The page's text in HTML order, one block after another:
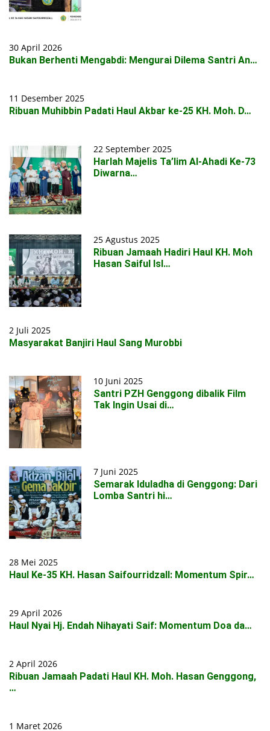
30 April 2026
Bukan Berhenti Mengabdi: Mengurai Dilema Santri An…
11 Desember 2025
Ribuan Muhibbin Padati Haul Akbar ke-25 KH. Moh. D…
22 September 2025
Harlah Majelis Ta’lim Al-Ahadi Ke-73
Diwarna…
25 Agustus 2025
Ribuan Jamaah Hadiri Haul KH. Moh
Hasan Saiful Isl…
2 Juli 2025
Masyarakat Banjiri Haul Sang Murobbi
10 Juni 2025
Santri PZH Genggong dibalik Film
Tak Ingin Usai di…
7 Juni 2025
Semarak Iduladha di Genggong: Dari
Lomba Santri hi…
28 Mei 2025
Haul Ke-35 KH. Hasan Saifourridzall: Momentum Spir…
29 April 2026
Haul Nyai Hj. Endah Nihayati Saif: Momentum Doa da…
2 April 2026
Ribuan Jamaah Padati Haul KH. Moh. Hasan Genggong,
…
1 Maret 2026